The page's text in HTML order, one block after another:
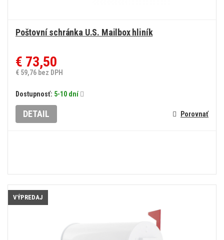
Poštovní schránka U.S. Mailbox hliník
€ 73,50
€ 59,76 bez DPH
Dostupnosť: 5-10 dní
DETAIL Porovnať
VÝPREDAJ